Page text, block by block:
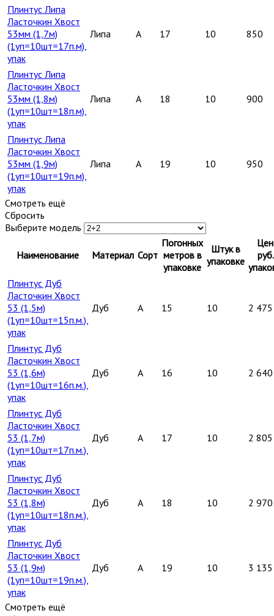
Плинтус Липа
Ласточкин Хвост
53мм (1,7м)
(1уп=10шт=17п.м),
упак
Липа A 17 10 850
Плинтус Липа
Ласточкин Хвост
53мм (1,8м)
(1уп=10шт=18п.м),
упак
Липа A 18 10 900
Плинтус Липа
Ласточкин Хвост
53мм (1,9м)
(1уп=10шт=19п.м),
упак
Липа A 19 10 950
Смотреть ещё
Сбросить
Выберите модель
Наименование Материал Сорт
Погонных
метров в
упаковке
Штук в
упаковке
Плинтус Дуб
Ласточкин Хвост
53 (1,5м)
(1уп=10шт=15п.м.),
упак
Дуб A 15 10 2 475
Плинтус Дуб
Ласточкин Хвост
53 (1,6м)
(1уп=10шт=16п.м.),
упак
Дуб A 16 10 2 640
Плинтус Дуб
Ласточкин Хвост
53 (1,7м)
(1уп=10шт=17п.м.),
упак
Дуб A 17 10 2 805
Плинтус Дуб
Ласточкин Хвост
53 (1,8м)
(1уп=10шт=18п.м.),
упак
Дуб A 18 10 2 970
Плинтус Дуб
Ласточкин Хвост
53 (1,9м)
(1уп=10шт=19п.м.),
упак
Дуб A 19 10 3 135
Смотреть ещё